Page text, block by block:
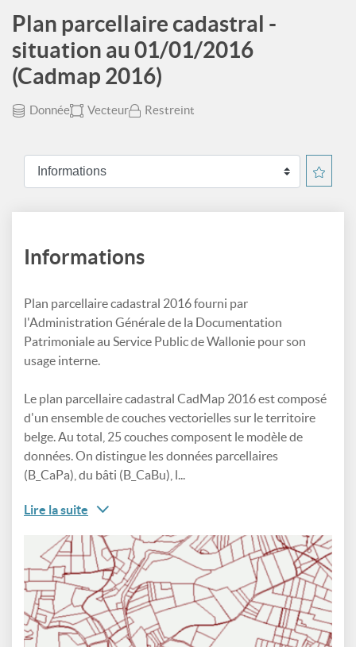
Plan parcellaire cadastral -
situation au 01/01/2016
(Cadmap 2016)
Donnée Vecteur Restreint
Informations
Plan parcellaire cadastral 2016 fourni par
l'Administration Générale de la Documentation
Patrimoniale au Service Public de Wallonie pour son
usage interne.
Le plan parcellaire cadastral CadMap 2016 est composé
d'un ensemble de couches vectorielles sur le territoire
belge. Au total, 25 couches composent le modèle de
données. On distingue les données parcellaires
(B_CaPa), du bâti (B_CaBu), l...
Lire la suite